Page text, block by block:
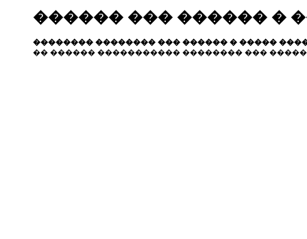
������ ��� ������ �
�������� �������� ��� ������ � �����
�� ������ ����������� �������� ���